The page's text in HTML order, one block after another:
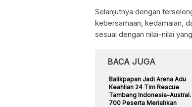
Selanjutnya dengan
kebersamaan, kedamaian,
sesuai dengan nilai-nilai
BACA JUGA
Balikpapan Jadi Arena Adu
Keahlian 24 Tim Rescue
Tambang Indonesia-
700 Peserta Meriahkan